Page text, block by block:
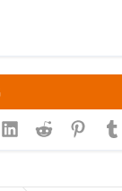
LinkedInReddit